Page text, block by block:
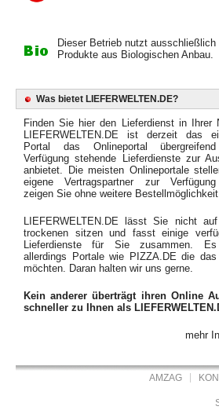
Dieser Betrieb nutzt ausschließlich
Produkte aus Biologischen Anbau.
Was bietet LIEFERWELTEN.DE?
Finden Sie hier den Lieferdienst in Ihrer
LIEFERWELTEN.DE ist derzeit das
Portal das Onlineportal
Verfügung stehende Lieferdienste zur
anbietet. Die meisten Onlineportale
eigene Vertragspartner zur
zeigen Sie ohne weitere
LIEFERWELTEN.DE lässt Sie nicht
trockenen sitzen und fasst einige
Lieferdienste für Sie zusammen.
allerdings Portale wie PIZZA.DE die
möchten. Daran halten wir uns gerne.
Kein anderer überträgt ihren Online
schneller zu Ihnen als
mehr
AMZAG